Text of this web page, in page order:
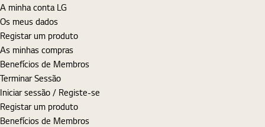
A minha conta LG
Os meus dados
Registar um produto
As minhas compras
Benefícios de Membros
Terminar Sessão
Iniciar sessão / Registe-se
Registar um produto
Benefícios de Membros